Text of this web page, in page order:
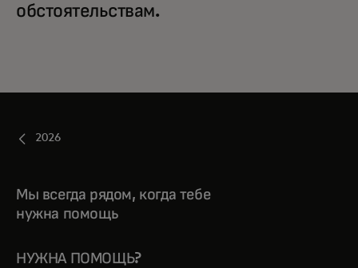
обстоятельствам.
2026
Мы всегда рядом, когда тебе
нужна помощь
НУЖНА ПОМОЩЬ?